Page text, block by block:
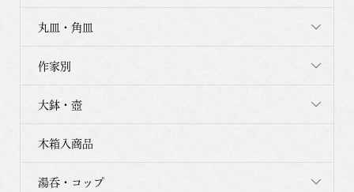
丸皿・角皿
作家別
大鉢・壺
木箱入商品
湯呑・コップ